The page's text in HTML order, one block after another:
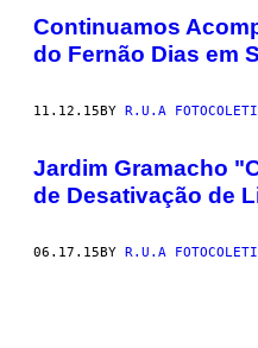
Continuamos
do Fernão Dias em
11.12.15BY R.U.A
Jardim Gramacho
de Desativação de
06.17.15BY R.U.A